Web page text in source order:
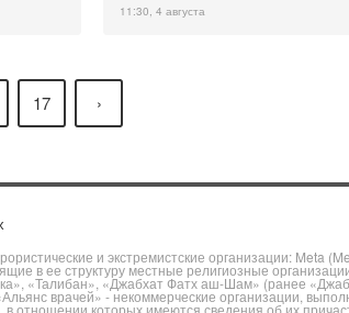
11:30, 4 августа
17 ›
и экстремистские организации: Meta
в ее структуру местные религиозные
«Талибан», «Джабхат Фатх аш-Шам» (ранее
врачей» - некоммерческие организации,
которых имеются сведения об их